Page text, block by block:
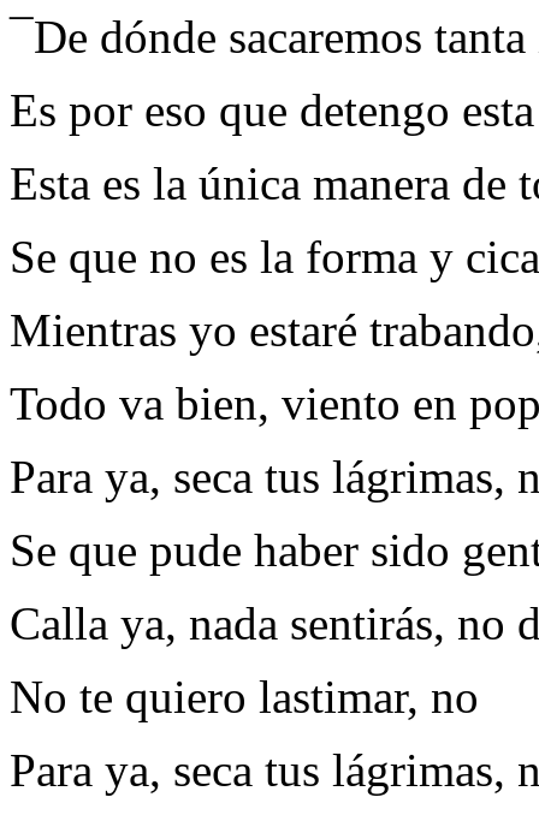
¯De dónde sacaremos
Es por eso que detengo
Esta es la única manera de
Se que no es la forma y
Mientras yo estaré
Todo va bien, viento en
Para ya, seca tus lágrimas,
Se que pude haber sido
Calla ya, nada sentirás, no
No te quiero lastimar, no
Para ya, seca tus lágrimas,